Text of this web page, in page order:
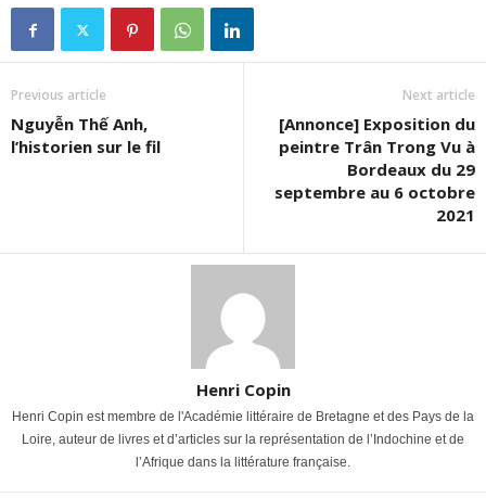
Previous article
Nguyễn Thế Anh,
l’historien sur le fil
Next article
[Annonce] Exposition du
peintre Trân Trong Vu à
Bordeaux du 29
septembre au 6 octobre
2021
Henri Copin
Henri Copin est membre de l'Académie littéraire de Bretagne et des Pays de la
Loire, auteur de livres et d’articles sur la représentation de l’Indochine et de
l’Afrique dans la littérature française.